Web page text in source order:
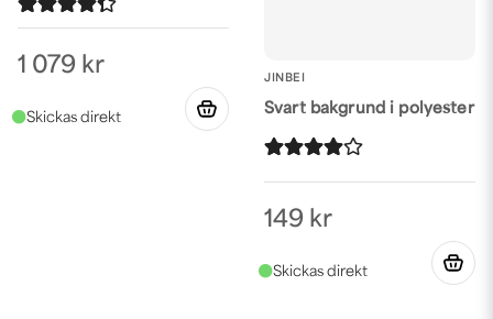
1 079 kr
JINBEI
Svart bakgrund i polyester
149 kr